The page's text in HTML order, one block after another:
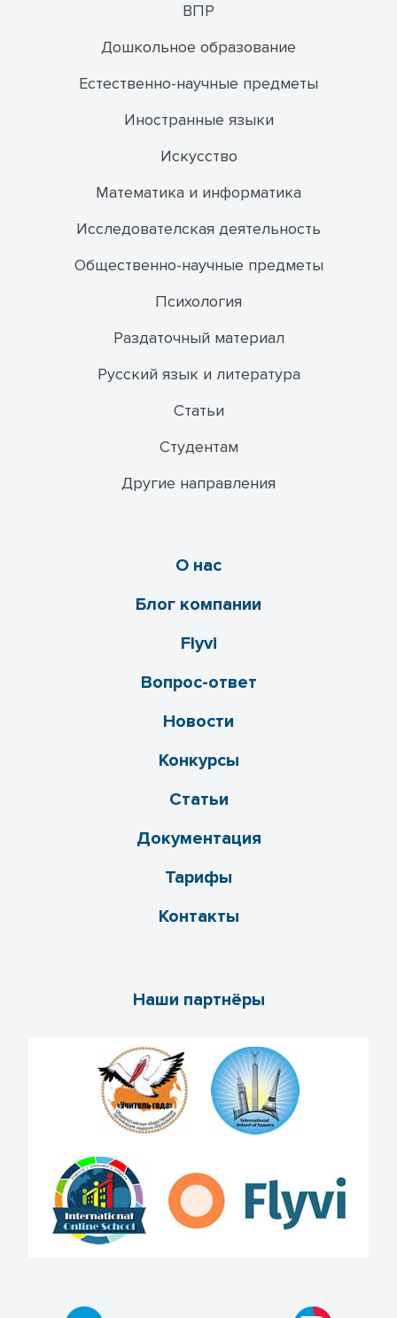
ВПР
Дошкольное образование
Естественно-научные предметы
Иностранные языки
Искусство
Математика и информатика
Исследователская деятельность
Общественно-научные предметы
Психология
Раздаточный материал
Русский язык и литература
Статьи
Студентам
Другие направления
О нас
Блог компании
Flyvi
Вопрос-ответ
Новости
Конкурсы
Статьи
Документация
Тарифы
Контакты
Наши партнёры